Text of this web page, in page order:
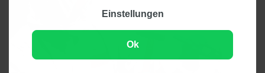
Einstellungen
Ok